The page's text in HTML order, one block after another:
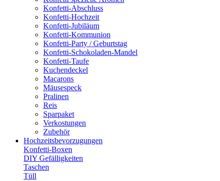
Konfetti-Abschluss
Konfetti-Hochzeit
Konfetti-Jubiläum
Konfetti-Kommunion
Konfetti-Party / Geburtstag
Konfetti-Schokoladen-Mandel
Konfetti-Taufe
Kuchendeckel
Macarons
Mäusespeck
Pralinen
Reis
Sparpaket
Verkostungen
Zubehör
Hochzeitsbevorzugungen
Konfetti-Boxen
DIY Gefälligkeiten
Taschen
Tüll